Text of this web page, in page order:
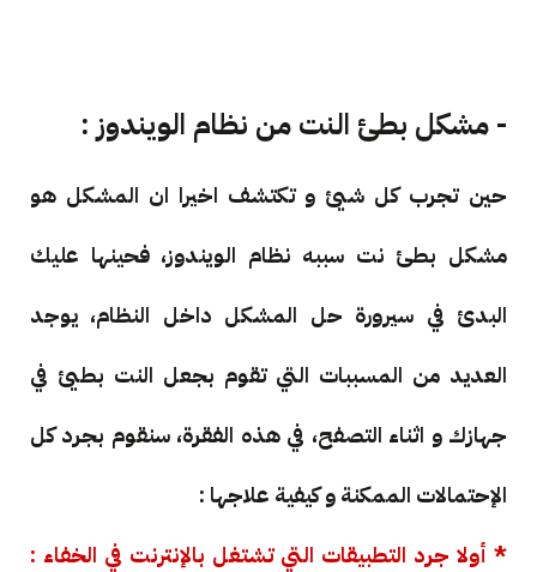
- مشكل بطئ النت من نظام الويندوز :
حين تجرب كل شيئ و تكتشف اخيرا ان المشكل هو
مشكل بطئ نت سببه نظام الويندوز، فحينها عليك
البدئ في سيرورة حل المشكل داخل النظام، يوجد
العديد من المسببات التي تقوم بجعل النت بطيئ في
جهازك و اثناء التصفح، في هذه الفقرة، سنقوم بجرد كل
الإحتمالات الممكنة و كيفية علاجها :
* أولا جرد التطبيقات التي تشتغل بالإنترنت في الخفاء :